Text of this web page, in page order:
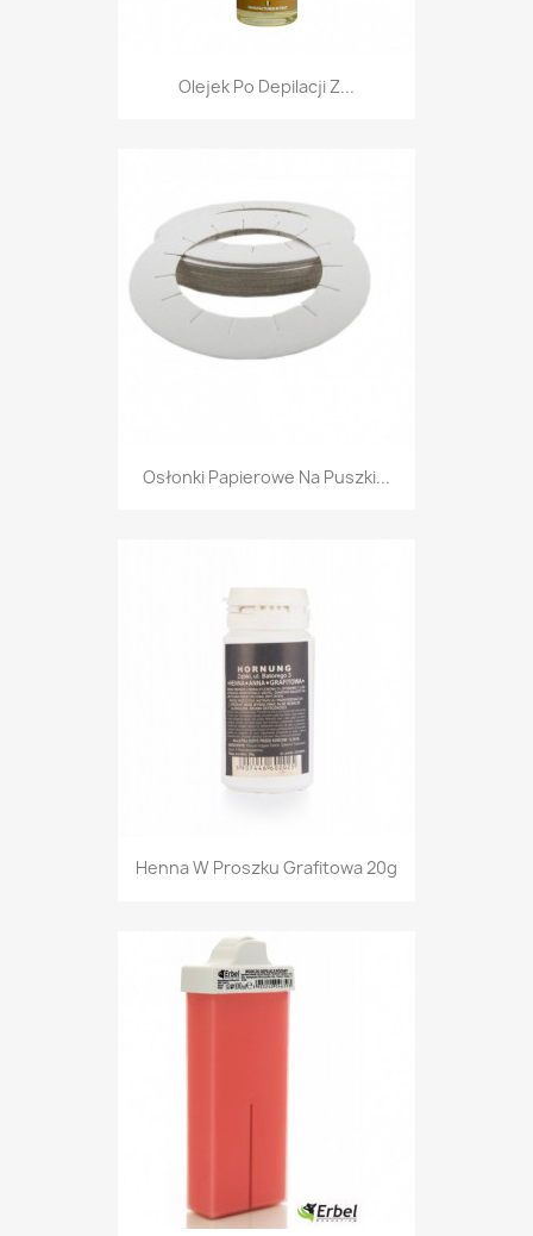
Olejek Po Depilacji Z...
Osłonki Papierowe Na Puszki...
Henna W Proszku Grafitowa 20g